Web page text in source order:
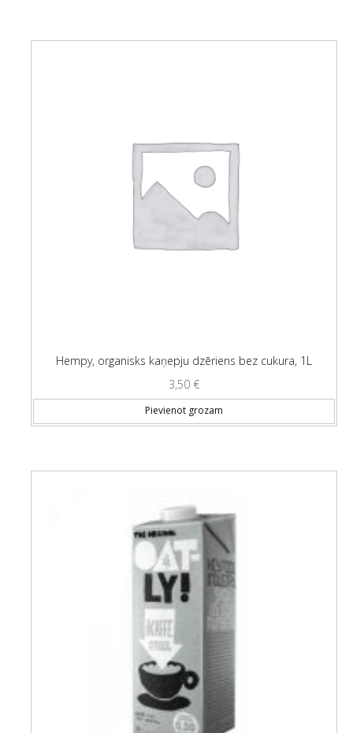
Hempy, organisks kaņepju dzēriens bez cukura, 1L
3,50 €
Pievienot grozam